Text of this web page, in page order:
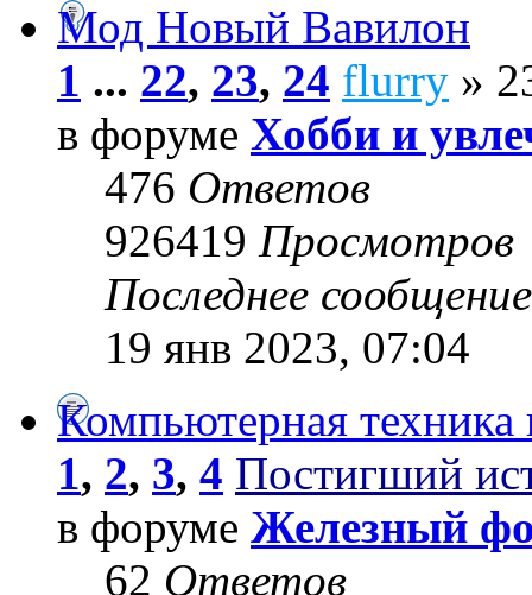
Мод Новый Вавилон
1 ... 22, 23, 24 flurry »
в форуме Хобби и
476 Ответов
926419 Просмотров
Последнее
19 янв 2023, 07:04
Компьютерная
1, 2, 3, 4 Постигший
в форуме Железный
62 Ответов